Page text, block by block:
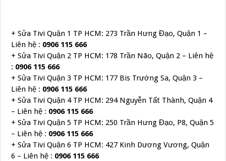
+ Sửa Tivi Quận 1 TP HCM: 273 Trần Hưng Đạo, Quận 1 –
Liên hệ : 0906 115 666
+ Sửa Tivi Quận 2 TP HCM: 178 Trần Não, Quận 2 – Liên hệ
: 0906 115 666
+ Sửa Tivi Quận 3 TP HCM: 177 Bis Trướng Sa, Quận 3 –
Liên hệ : 0906 115 666
+ Sửa Tivi Quận 4 TP HCM: 294 Nguyễn Tất Thành, Quận 4
– Liên hệ : 0906 115 666
+ Sửa Tivi Quận 5 TP HCM: 250 Trần Hưng Đạo, P8, Quận 5
– Liên hệ : 0906 115 666
+ Sửa Tivi Quận 6 TP HCM: 427 Kinh Dương Vương, Quận
6 – Liên hệ : 0906 115 666